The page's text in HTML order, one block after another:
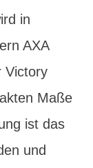
in
AXA
Victory
Maße
ist das
und